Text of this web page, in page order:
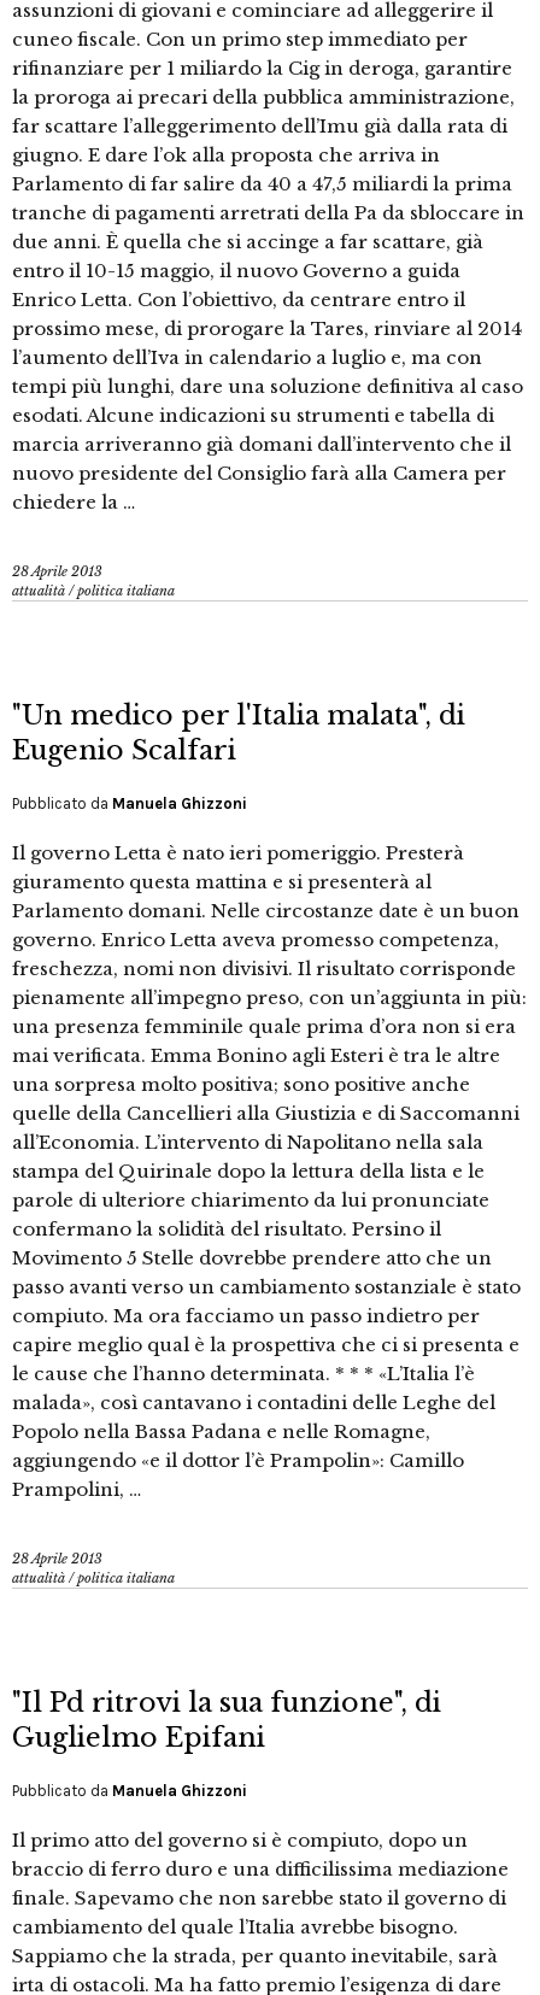
assunzioni di giovani e cominciare ad alleggerire il
cuneo fiscale. Con un primo step immediato per
rifinanziare per 1 miliardo la Cig in deroga, garantire
la proroga ai precari della pubblica amministrazione,
far scattare l’alleggerimento dell’Imu già dalla rata di
giugno. E dare l’ok alla proposta che arriva in
Parlamento di far salire da 40 a 47,5 miliardi la prima
tranche di pagamenti arretrati della Pa da sbloccare in
due anni. È quella che si accinge a far scattare, già
entro il 10-15 maggio, il nuovo Governo a guida
Enrico Letta. Con l’obiettivo, da centrare entro il
prossimo mese, di prorogare la Tares, rinviare al 2014
l’aumento dell’Iva in calendario a luglio e, ma con
tempi più lunghi, dare una soluzione definitiva al caso
esodati. Alcune indicazioni su strumenti e tabella di
marcia arriveranno già domani dall’intervento che il
nuovo presidente del Consiglio farà alla Camera per
chiedere la …
28 Aprile 2013
attualità /politica italiana
"Un medico per l'Italia malata", di
Eugenio Scalfari
Pubblicato da Manuela Ghizzoni
Il governo Letta è nato ieri pomeriggio. Presterà
giuramento questa mattina e si presenterà al
Parlamento domani. Nelle circostanze date è un buon
governo. Enrico Letta aveva promesso competenza,
freschezza, nomi non divisivi. Il risultato corrisponde
pienamente all’impegno preso, con un’aggiunta in più:
una presenza femminile quale prima d’ora non si era
mai verificata. Emma Bonino agli Esteri è tra le altre
una sorpresa molto positiva; sono positive anche
quelle della Cancellieri alla Giustizia e di Saccomanni
all’Economia. L’intervento di Napolitano nella sala
stampa del Quirinale dopo la lettura della lista e le
parole di ulteriore chiarimento da lui pronunciate
confermano la solidità del risultato. Persino il
Movimento 5 Stelle dovrebbe prendere atto che un
passo avanti verso un cambiamento sostanziale è stato
compiuto. Ma ora facciamo un passo indietro per
capire meglio qual è la prospettiva che ci si presenta e
le cause che l’hanno determinata. * * * «L’Italia l’è
malada», così cantavano i contadini delle Leghe del
Popolo nella Bassa Padana e nelle Romagne,
aggiungendo «e il dottor l’è Prampolin»: Camillo
Prampolini, …
28 Aprile 2013
attualità /politica italiana
"Il Pd ritrovi la sua funzione", di
Guglielmo Epifani
Pubblicato da Manuela Ghizzoni
Il primo atto del governo si è compiuto, dopo un
braccio di ferro duro e una difficilissima mediazione
finale. Sapevamo che non sarebbe stato il governo di
cambiamento del quale l’Italia avrebbe bisogno.
Sappiamo che la strada, per quanto inevitabile, sarà
irta di ostacoli. Ma ha fatto premio l’esigenza di dare